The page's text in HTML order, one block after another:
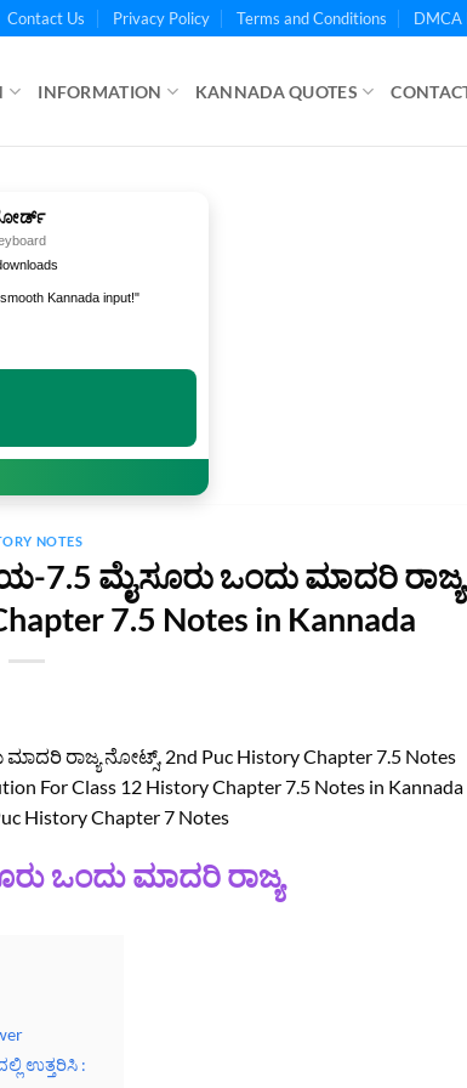
Contact Us Privacy Policy Terms and Conditions DMCA
INFORMATION KANNADA QUOTES
Kannada input!"
NOTES
7.5 ಮೈಸೂರು ಒಂದು ಮಾದರಿ ರಾಜ್ಯ
7.5 Notes in Kannada
ರಾಜ್ಯ ನೋಟ್ಸ್‌, 2nd Puc History Chapter 7.5 Notes
For Class 12 History Chapter 7.5 Notes in Kannada
History Chapter 7 Notes
ಒಂದು ಮಾದರಿ ರಾಜ್ಯ
ಉತ್ತರಿಸಿ :